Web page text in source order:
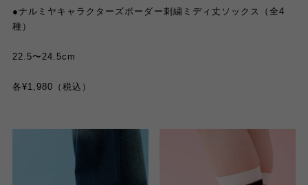
●ナルミヤキャラクターズボーダー刺繍ミディ丈ソックス（全4
種）
22.5〜24.5cm
各¥1,980（税込）